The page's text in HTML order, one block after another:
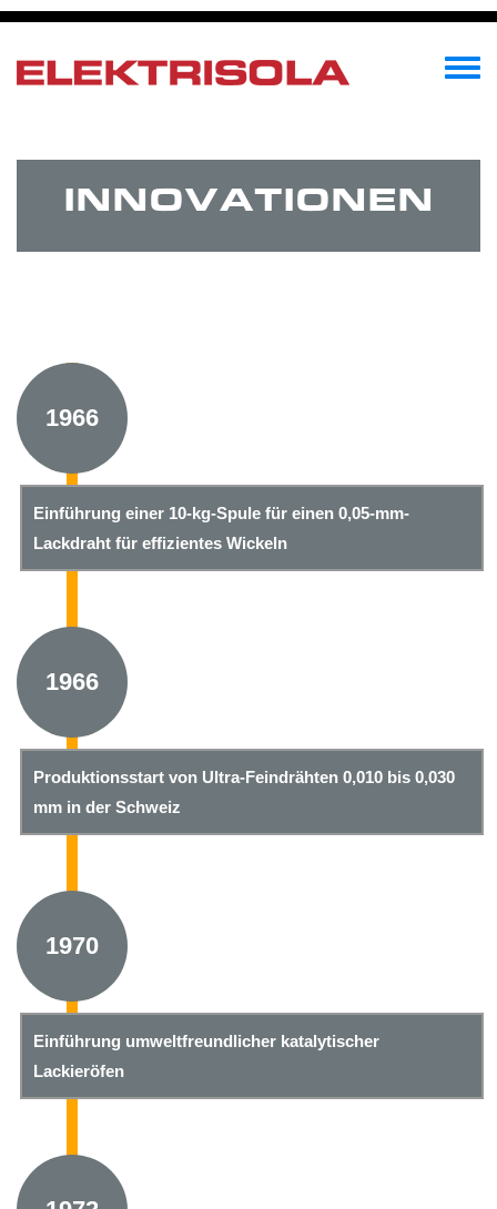
Direkt
Inhalt
Toggle
INNOVATIONEN
1966
Einführung einer 10-kg-Spule für einen 0,05-mm-
Lackdraht für effizientes Wickeln
1966
Produktionsstart von Ultra-Feindrähten 0,010 bis 0,030
mm in der Schweiz
1970
Einführung umweltfreundlicher katalytischer
Lackieröfen